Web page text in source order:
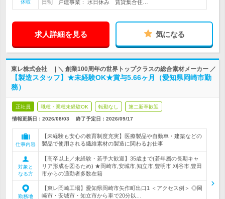
休暇
日制 戸建事業： 水日休み 賃貸集合住…
求人詳細を見る 気になる
東レ株式会社 | ＼ 創業100周年の世界トップクラスの総合素材メーカー ／
【製造スタッフ】★未経験OK★賞与5.66ヶ月（愛知県岡崎市勤
務）
正社員 職種・業種未経験OK 転勤なし 第二新卒歓迎
情報更新日：2026/08/03 終了予定日： 2026/09/17
仕事内容
【未経験も安心の教育制度充実】医療製品や自動車・建築などの
製品で使用される繊維素材の製造に関わるお仕事
対象と
なる方
【高卒以上／未経験・若手大歓迎】35歳まで(若年層の長期キャ
リア形成を図るため) ★岡崎市,安城市,知立市,豊明市,刈谷市,豊田
市からの通勤者多数在籍
勤務地
【東レ岡崎工場】愛知県岡崎市矢作町出口1 ＜アクセス例＞ ◎岡
崎市・安城市・知立市から車で20分以…